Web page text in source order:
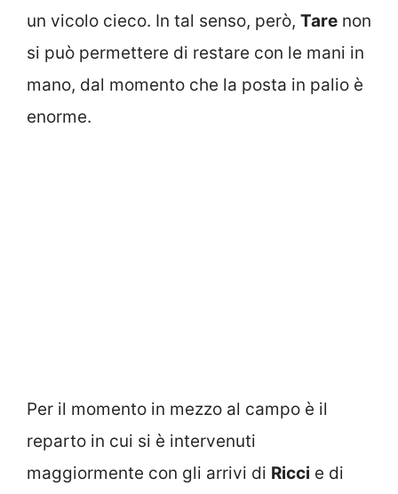
un vicolo cieco. In tal senso, però, Tare non
si può permettere di restare con le mani in
mano, dal momento che la posta in palio è
enorme.
Per il momento in mezzo al campo è il
reparto in cui si è intervenuti
maggiormente con gli arrivi di Ricci e di